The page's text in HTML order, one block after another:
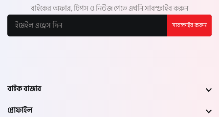
বাইকের অফার, টিপস ও নিউজ পেতে এখনি সাবস্ক্রাইব করুন
সাবস্ক্রাইব করুন
বাইক বাজার
প্রোফাইল